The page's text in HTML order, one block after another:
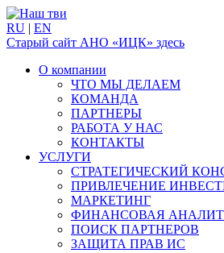
RU | EN
Старый сайт АНО «ИЦК» здесь
О компании
ЧТО МЫ ДЕЛАЕМ
КОМАНДА
ПАРТНЕРЫ
РАБОТА У НАС
КОНТАКТЫ
УСЛУГИ
СТРАТЕГИЧЕСКИЙ
ПРИВЛЕЧЕНИЕ
МАРКЕТИНГ
ФИНАНСОВАЯ
ПОИСК ПАРТНЕРОВ
ЗАЩИТА ПРАВ ИС